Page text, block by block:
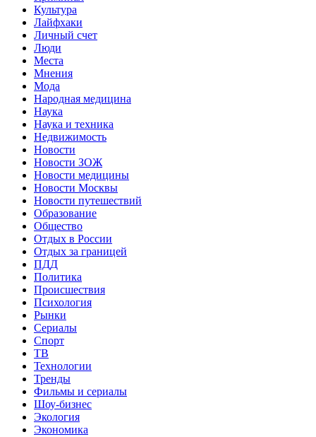
Культура
Лайфхаки
Личный счет
Люди
Места
Мнения
Мода
Народная медицина
Наука
Наука и техника
Недвижимость
Новости
Новости ЗОЖ
Новости медицины
Новости Москвы
Новости путешествий
Образование
Общество
Отдых в России
Отдых за границей
ПДД
Политика
Происшествия
Психология
Рынки
Сериалы
Спорт
ТВ
Технологии
Тренды
Фильмы и сериалы
Шоу-бизнес
Экология
Экономика